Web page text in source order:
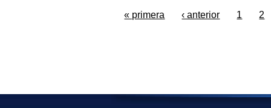
« primera ‹ anterior 1 2